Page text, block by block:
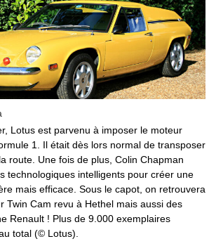
Lotus est parvenu à imposer le moteur
1. Il était dès lors normal de transposer
route. Une fois de plus, Colin Chapman
technologiques intelligents pour créer une
mais efficace. Sous le capot, on retrouvera
Twin Cam revu à Hethel mais aussi des
Renault ! Plus de 9.000 exemplaires
total (© Lotus).